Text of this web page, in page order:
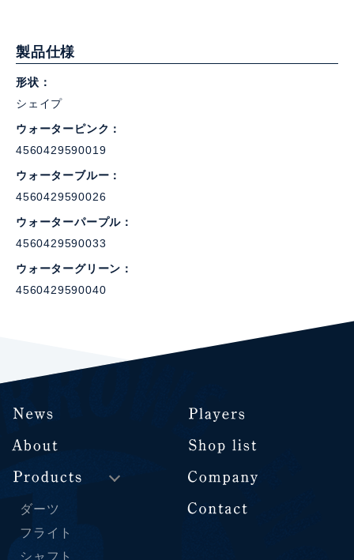
製品仕様
形状
シェイプ
ウォーターピンク
4560429590019
ウォーターブルー
4560429590026
ウォーターパープル
4560429590033
ウォーターグリーン
4560429590040
ダーツ
フライト
シャフト